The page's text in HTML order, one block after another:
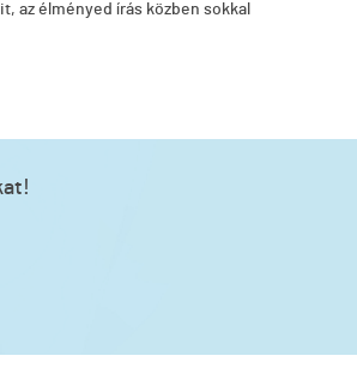
az élményed írás közben sokkal